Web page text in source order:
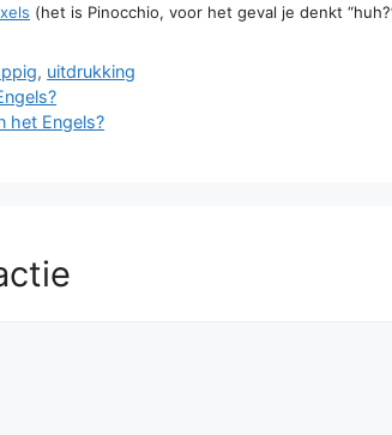
(het is Pinocchio, voor het geval je denkt
, uitdrukking
het Engels?